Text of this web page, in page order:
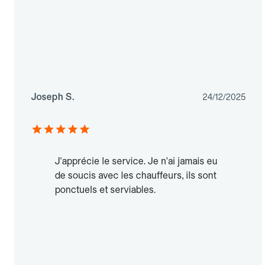
Joseph S. 24/12/2025
J'apprécie le service. Je n'ai jamais eu
de soucis avec les chauffeurs, ils sont
ponctuels et serviables.